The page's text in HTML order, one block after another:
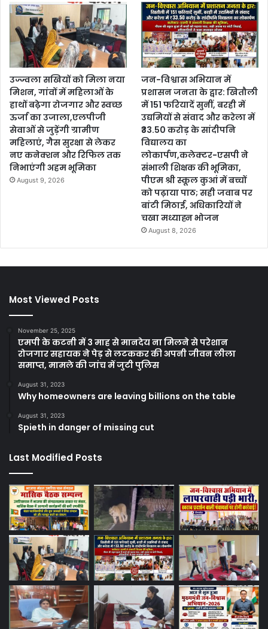
उज्ज्वला सखियों को मिला नया
मिशन, गांवों में महिलाओं के
हाथों बढ़ेगा रोजगार और स्वच्छ
ऊर्जा का उजाला,एलपीजी
सेवाओं से जुड़ेंगी ग्रामीण
महिलाएं, गैस सुरक्षा से लेकर
नए कनेक्शन और रिफिल तक
निभाएंगी अहम भूमिका
August 9, 2026
जन-विश्वास अभियान में
प्रशासन जनता के द्वार: खितौली
में 151 फरियादें सुनीं, बरही में
उद्यमियों से संवाद और करेला में
₹33.50 करोड़ के सांदीपनि
विद्यालय का
लोकार्पण,कलेक्टर-एसपी ने
संभाली शिक्षक की भूमिका,
पीएम श्री स्कूल कुआं में बच्चों
को पढ़ाया पाठ; सही जवाब पर
बांटी मिठाई, अधिकारियों ने
चखा मध्याह्न भोजन
August 8, 2026
Most Viewed Posts
November 25, 2025
एमपी के कटनी में 3 माह से मानदेय ना मिलने से परेशान
रोजगार सहायक ने पेड़ से लटककर की अपनी जीवन लीला
समाप्त, मामले की जांच में जुटी पुलिस
August 31, 2023
Why homeowners are leaving billions on the table
August 31, 2023
Spieth in danger of missing cut
Last Modified Posts